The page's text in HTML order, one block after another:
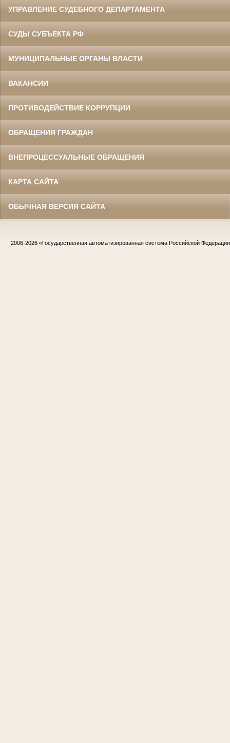
УПРАВЛЕНИЕ СУДЕБНОГО ДЕПАРТАМЕНТА
СУДЫ СУБЪЕКТА РФ
МУНИЦИПАЛЬНЫЕ ОРГАНЫ ВЛАСТИ
ВАКАНСИИ
ПРОТИВОДЕЙСТВИЕ КОРРУПЦИИ
ОБРАЩЕНИЯ ГРАЖДАН
ВНЕПРОЦЕССУАЛЬНЫЕ ОБРАЩЕНИЯ
КАРТА САЙТА
ОБЫЧНАЯ ВЕРСИЯ САЙТА
2006-2026 «Государственная автоматизированная система Российской